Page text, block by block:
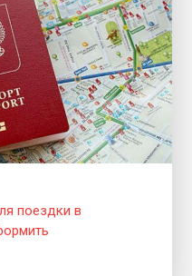
поездки в